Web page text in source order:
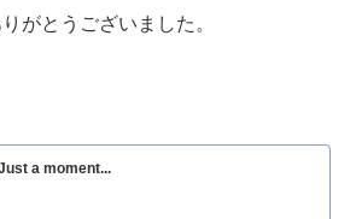
がとうございました。
a moment...